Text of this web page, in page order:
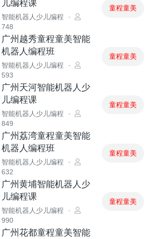
儿编程课
智能机器人少儿编程
·
748
童程童美
广州越秀童程童美智能
机器人编程班
智能机器人少儿编程
·
593
童程童美
广州天河智能机器人少
儿编程课
智能机器人少儿编程
·
849
童程童美
广州荔湾童程童美智能
机器人编程班
智能机器人少儿编程
·
632
童程童美
广州黄埔智能机器人少
儿编程课
智能机器人少儿编程
·
990
童程童美
广州花都童程童美智能